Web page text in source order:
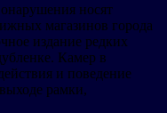
носят
магазинов города
издание редких
Камер в
и поведение
рамки,